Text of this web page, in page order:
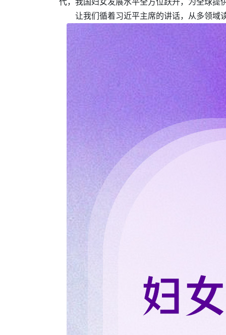
代，我国妇女发展水平全方位跃升，为全球提
让我们循着习近平主席的讲话，从多领域